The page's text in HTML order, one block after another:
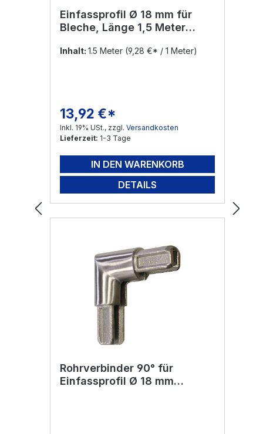
Einfassprofil Ø 18 mm für
Bleche, Länge 1,5 Meter
Inhalt: 1.5 Meter (9,28 €* / 1 Meter)
Regulärer Preis:
13,92 €*
Inkl. 19% USt., zzgl. Versandkosten
Lieferzeit: 1-3 Tage
IN DEN WARENKORB
DETAILS
Rohrverbinder 90° für
Einfassprofil Ø 18 mm